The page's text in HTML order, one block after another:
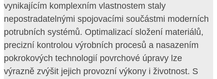
vynikajícím komplexním vlastnostem staly
nepostradatelnými spojovacími součástmi moderních
potrubních systémů. Optimalizací složení materiálů,
precizní kontrolou výrobních procesů a nasazením
pokrokových technologií povrchové úpravy lze
výrazně zvýšit jejich provozní výkony i životnost. S